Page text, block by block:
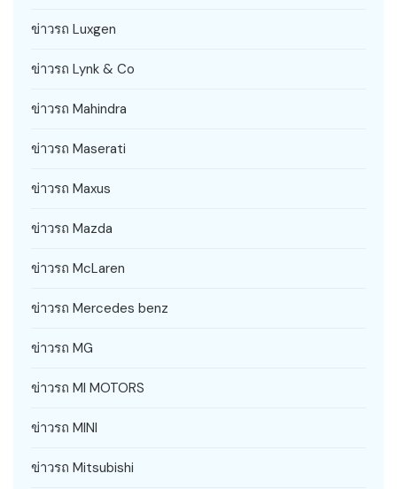
ข่าวรถ Luxgen
ข่าวรถ Lynk & Co
ข่าวรถ Mahindra
ข่าวรถ Maserati
ข่าวรถ Maxus
ข่าวรถ Mazda
ข่าวรถ McLaren
ข่าวรถ Mercedes benz
ข่าวรถ MG
ข่าวรถ MI MOTORS
ข่าวรถ MINI
ข่าวรถ Mitsubishi